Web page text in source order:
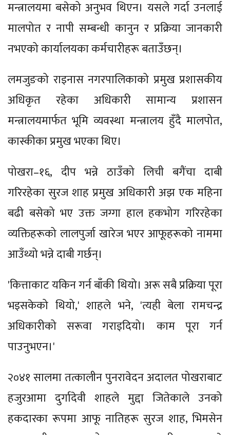
मन्त्रालयमा बसेको अनुभव थिएन। यसले गर्दा उनलाई
मालपोत र नापी सम्बन्धी कानुन र प्रक्रिया जानकारी
नभएको कार्यालयका कर्मचारीहरू बताउँछन्।
लमजुङको राइनास नगरपालिकाको प्रमुख प्रशासकीय
अधिकृत रहेका अधिकारी सामान्य प्रशासन
मन्त्रालयमार्फत भूमि व्यवस्था मन्त्रालय हुँदै मालपोत,
कास्कीका प्रमुख भएका थिए।
पोखरा–१६, दीप भन्ने ठाउँको लिची बगैंचा दाबी
गरिरहेका सुरज शाह प्रमुख अधिकारी अझ एक महिना
बढी बसेको भए उक्त जग्गा हाल हकभोग गरिरहेका
व्यक्तिहरूको लालपुर्जा खारेज भएर आफूहरूको नाममा
आउँथ्यो भन्ने दाबी गर्छन्।
'कित्ताकाट यकिन गर्न बाँकी थियो। अरू सबै प्रक्रिया पूरा
भइसकेको थियो,' शाहले भने, 'त्यही बेला रामचन्द्र
अधिकारीको सरूवा गराइदियो। काम पूरा गर्न
पाउनुभएन।'
२०४१ सालमा तत्कालीन पुनरावेदन अदालत पोखराबाट
हजुरआमा दुर्गादेवी शाहले मुद्दा जितेकाले उनको
हकदारका रूपमा आफू नातिहरू सुरज शाह, भिमसेन